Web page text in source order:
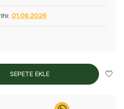
01.09.2026
SEPETE EKLE